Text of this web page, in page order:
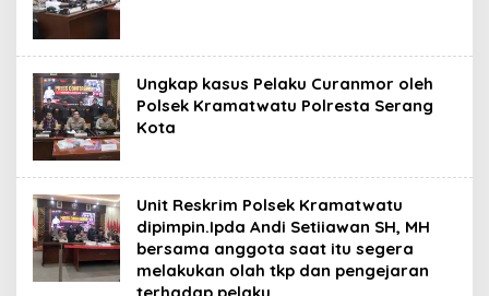
Ungkap kasus Pelaku Curanmor oleh
Polsek Kramatwatu Polresta Serang
Kota
Unit Reskrim Polsek Kramatwatu
dipimpin.Ipda Andi Setiiawan SH, MH
bersama anggota saat itu segera
melakukan olah tkp dan pengejaran